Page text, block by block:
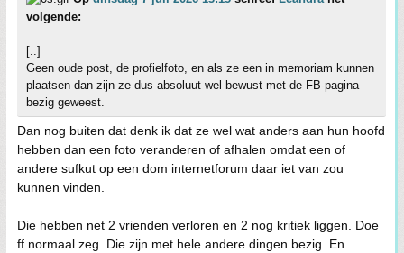
volgende:
[..]
Geen oude post, de profielfoto, en als ze een in memoriam kunnen
plaatsen dan zijn ze dus absoluut wel bewust met de FB-pagina
bezig geweest.
Dan nog buiten dat denk ik dat ze wel wat anders aan hun hoofd
hebben dan een foto veranderen of afhalen omdat een of
andere sufkut op een dom internetforum daar iet van zou
kunnen vinden.
Die hebben net 2 vrienden verloren en 2 nog kritiek liggen. Doe
ff normaal zeg. Die zijn met hele andere dingen bezig. En